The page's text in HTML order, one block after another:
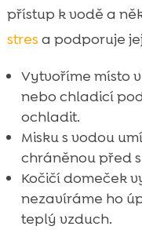
přístup k vodě a
stres a podporuje
Vytvoříme místo
nebo chladicí
ochladit.
Misku s vodou
chráněnou před
Kočičí domeček
nezavíráme ho
teplý vzduch.